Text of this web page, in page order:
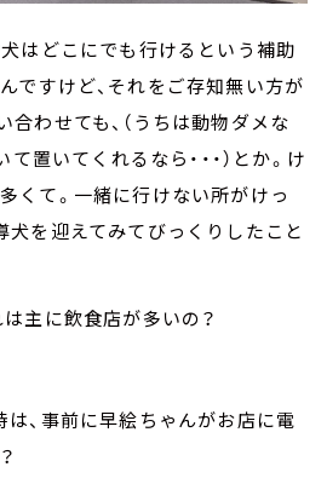
犬はどこにでも行けるという補助
ですけど、それをご存知無い方が
合わせても、（うちは動物ダメな
て置いてくれるなら・・・）とか。け
くて。一緒に行けない所がけっ
犬を迎えてみてびっくりしたこと
主に飲食店が多いの？
、事前に早絵ちゃんがお店に電